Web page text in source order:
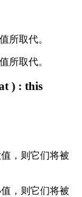
所取代。
所取代。
) : this
，则它们将被
，则它们将被